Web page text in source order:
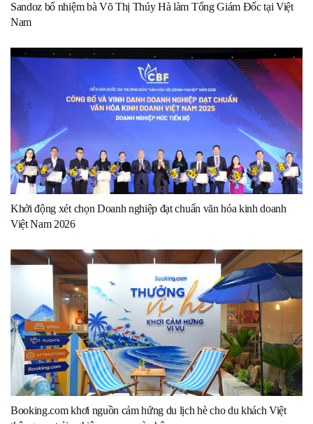
Sandoz bổ nhiệm bà Võ Thị Thúy Hà làm Tổng Giám Đốc tại Việt
Nam
Khởi động xét chọn Doanh nghiệp đạt chuẩn văn hóa kinh doanh
Việt Nam 2026
Booking.com khơi nguồn cảm hứng du lịch hè cho du khách Việt